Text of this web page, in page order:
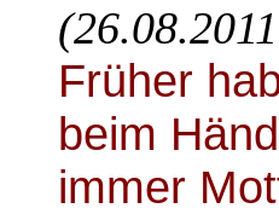
Früher
beim
immer